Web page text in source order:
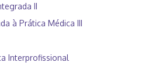
II
à Prática Médica III
Interprofissional